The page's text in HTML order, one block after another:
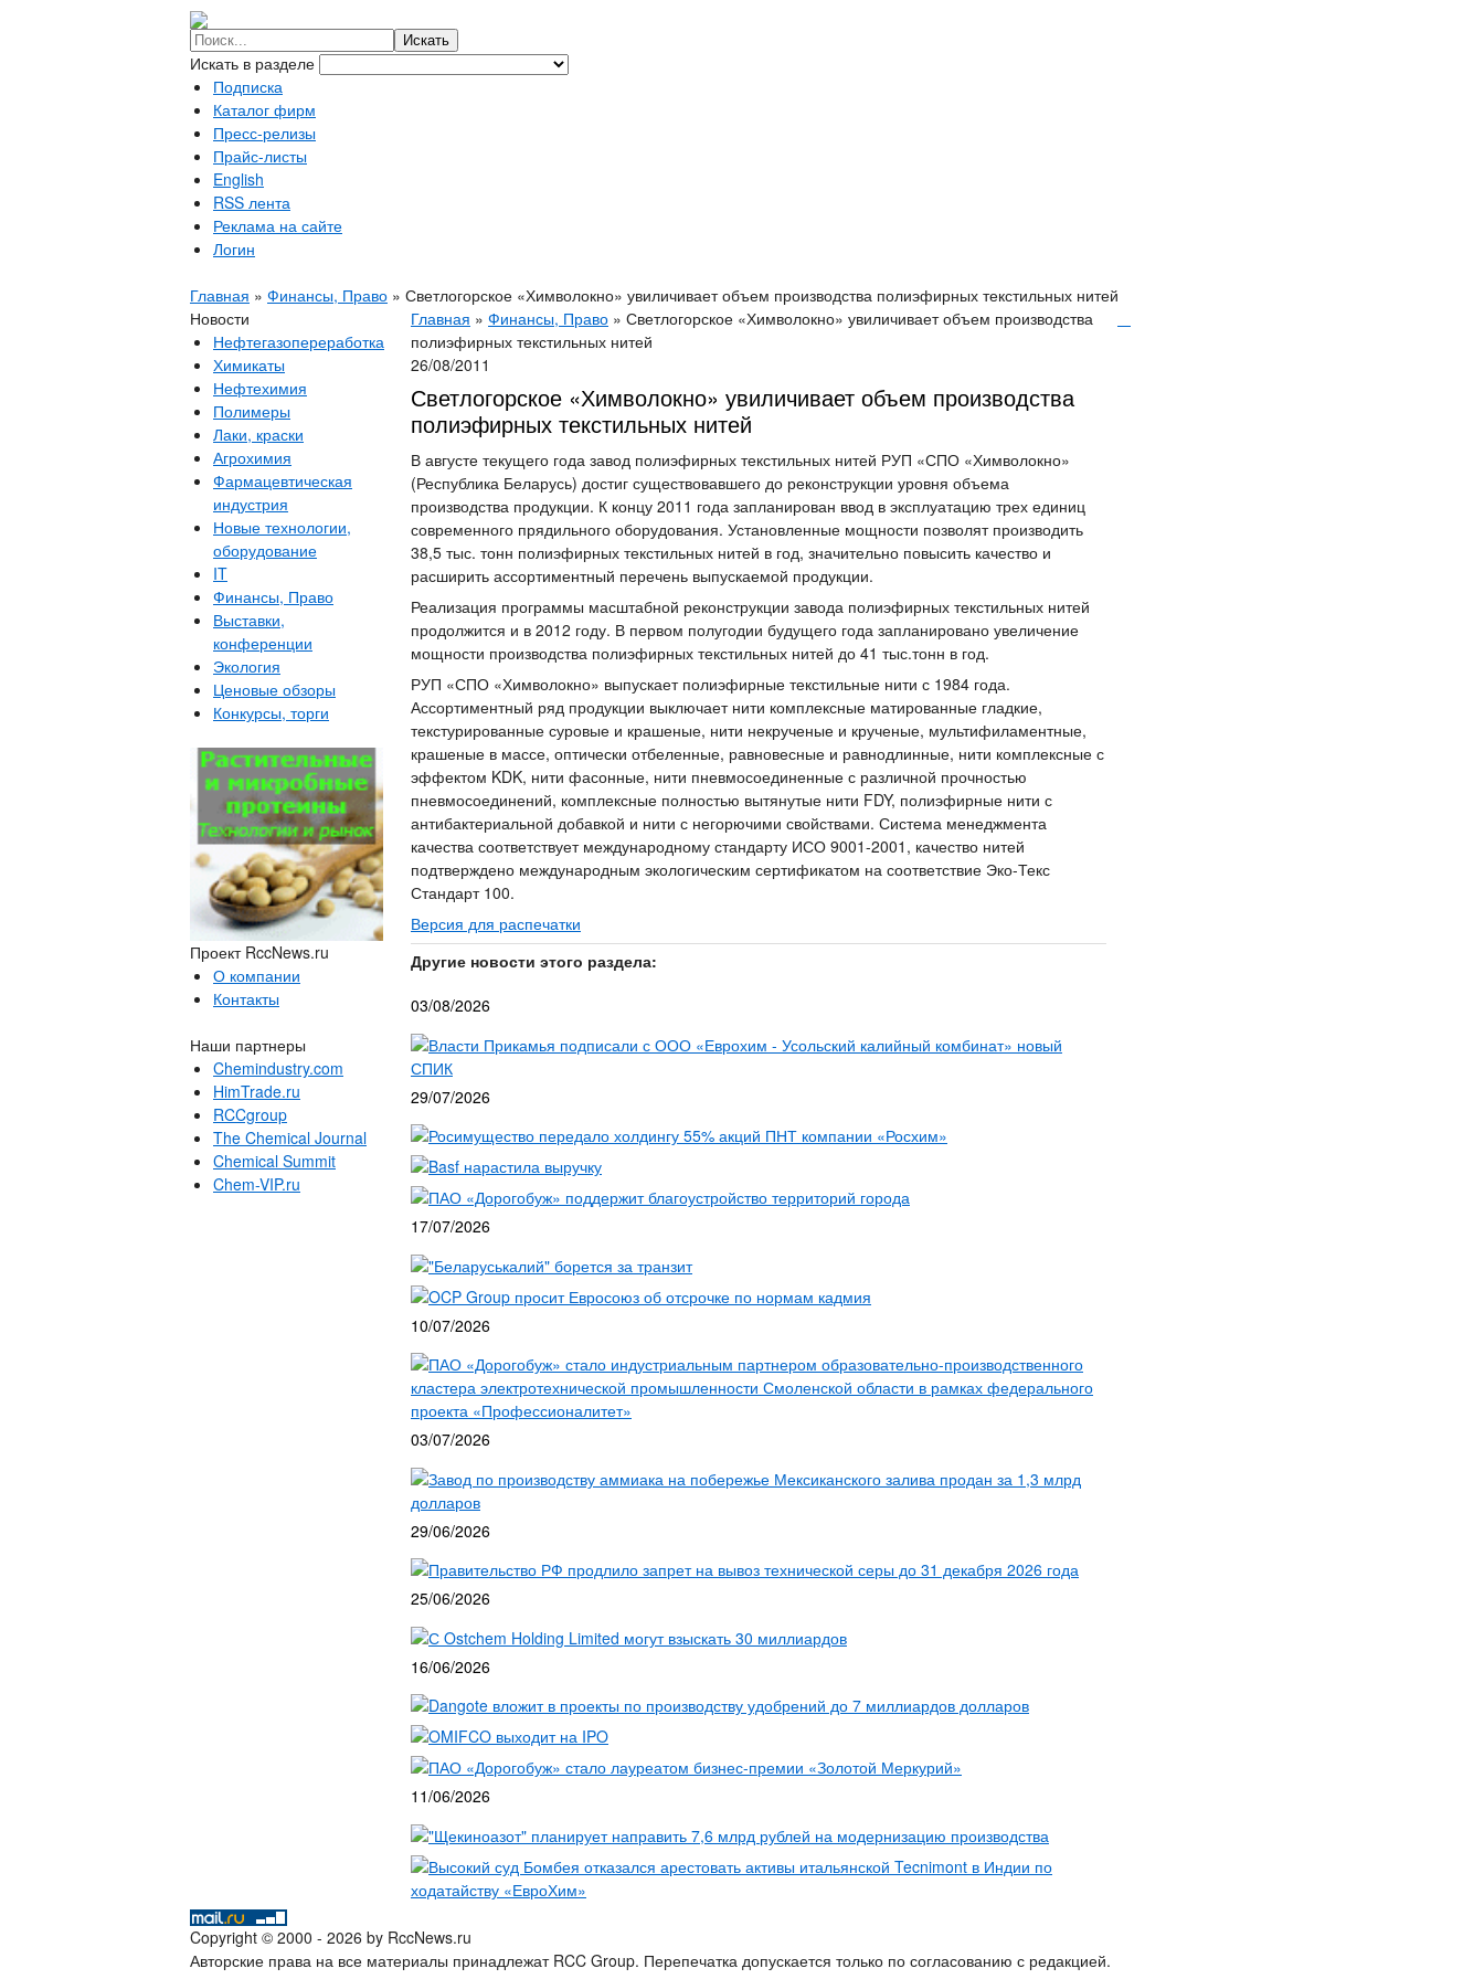
Искать в разделе
Подписка
Каталог фирм
Пресс-релизы
Прайс-листы
English
RSS лента
Реклама на сайте
Логин
Главная » Финансы, Право » Светлогорское «Химволокно» увиличивает объем производства полиэфирных текстильных нитей
Новости
Нефтегазопереработка
Химикаты
Нефтехимия
Полимеры
Лаки, краски
Агрохимия
Фармацевтическая
индустрия
Новые технологии,
оборудование
IT
Финансы, Право
Выставки,
конференции
Экология
Ценовые обзоры
Конкурсы, торги
Проект RccNews.ru
О компании
Контакты
Наши партнеры
Chemindustry.com
HimTrade.ru
RCCgroup
The Chemical Journal
Chemical Summit
Chem-VIP.ru
Главная » Финансы, Право » Светлогорское «Химволокно» увиличивает объем производства
полиэфирных текстильных нитей
26/08/2011
Светлогорское «Химволокно» увиличивает объем производства
полиэфирных текстильных нитей
В августе текущего года завод полиэфирных текстильных нитей РУП «СПО «Химволокно»
(Республика Беларусь) достиг существовавшего до реконструкции уровня объема
производства продукции. К концу 2011 года запланирован ввод в эксплуатацию трех единиц
современного прядильного оборудования. Установленные мощности позволят производить
38,5 тыс. тонн полиэфирных текстильных нитей в год, значительно повысить качество и
расширить ассортиментный перечень выпускаемой продукции.
Реализация программы масштабной реконструкции завода полиэфирных текстильных нитей
продолжится и в 2012 году. В первом полугодии будущего года запланировано увеличение
мощности производства полиэфирных текстильных нитей до 41 тыс.тонн в год.
РУП «СПО «Химволокно» выпускает полиэфирные текстильные нити с 1984 года.
Ассортиментный ряд продукции выключает нити комплексные матированные гладкие,
текстурированные суровые и крашеные, нити некрученые и крученые, мультифиламентные,
крашеные в массе, оптически отбеленные, равновесные и равнодлинные, нити комплексные с
эффектом KDK, нити фасонные, нити пневмосоединенные с различной прочностью
пневмосоединений, комплексные полностью вытянутые нити FDY, полиэфирные нити с
антибактериальной добавкой и нити с негорючими свойствами. Система менеджмента
качества соответствует международному стандарту ИСО 9001-2001, качество нитей
подтверждено международным экологическим сертификатом на соответствие Эко-Текс
Стандарт 100.
Версия для распечатки
Другие новости этого раздела:
03/08/2026
Власти Прикамья подписали с ООО «Еврохим - Усольский калийный комбинат» новый
СПИК
29/07/2026
Росимущество передало холдингу 55% акций ПНТ компании «Росхим»
Basf нарастила выручку
ПАО «Дорогобуж» поддержит благоустройство территорий города
17/07/2026
"Беларуськалий" борется за транзит
OCP Group просит Евросоюз об отсрочке по нормам кадмия
10/07/2026
ПАО «Дорогобуж» стало индустриальным партнером образовательно-производственного
кластера электротехнической промышленности Смоленской области в рамках федерального
проекта «Профессионалитет»
03/07/2026
Завод по производству аммиака на побережье Мексиканского залива продан за 1,3 млрд
долларов
29/06/2026
Правительство РФ продлило запрет на вывоз технической серы до 31 декабря 2026 года
25/06/2026
С Ostchem Holding Limited могут взыскать 30 миллиардов
16/06/2026
Dangote вложит в проекты по производству удобрений до 7 миллиардов долларов
OMIFCO выходит на IPO
ПАО «Дорогобуж» стало лауреатом бизнес-премии «Золотой Меркурий»
11/06/2026
"Щекиноазот" планирует направить 7,6 млрд рублей на модернизацию производства
Высокий суд Бомбея отказался арестовать активы итальянской Tecnimont в Индии по
ходатайству «ЕвроХим»
Copyright © 2000 - 2026 by RccNews.ru
Авторские права на все материалы принадлежат RCC Group. Перепечатка допускается только по согласованию с редакцией.